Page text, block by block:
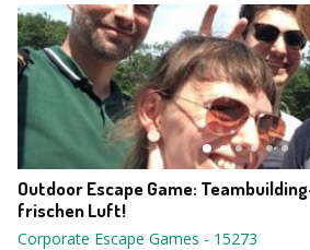
Outdoor Escape Game:
frischen Luft!
Corporate Escape Games - 15273